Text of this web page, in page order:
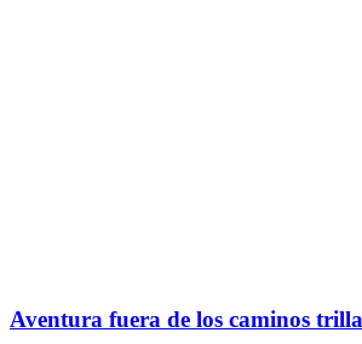
Aventura fuera de los caminos